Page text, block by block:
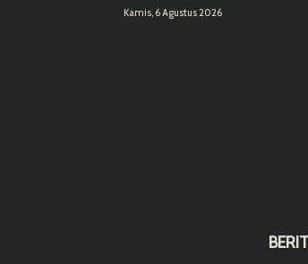
Kamis, 6 Agustus 2026